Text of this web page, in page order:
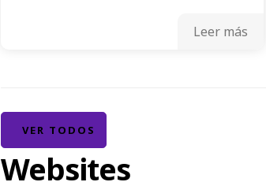
Leer más
VER TODOS
Websites